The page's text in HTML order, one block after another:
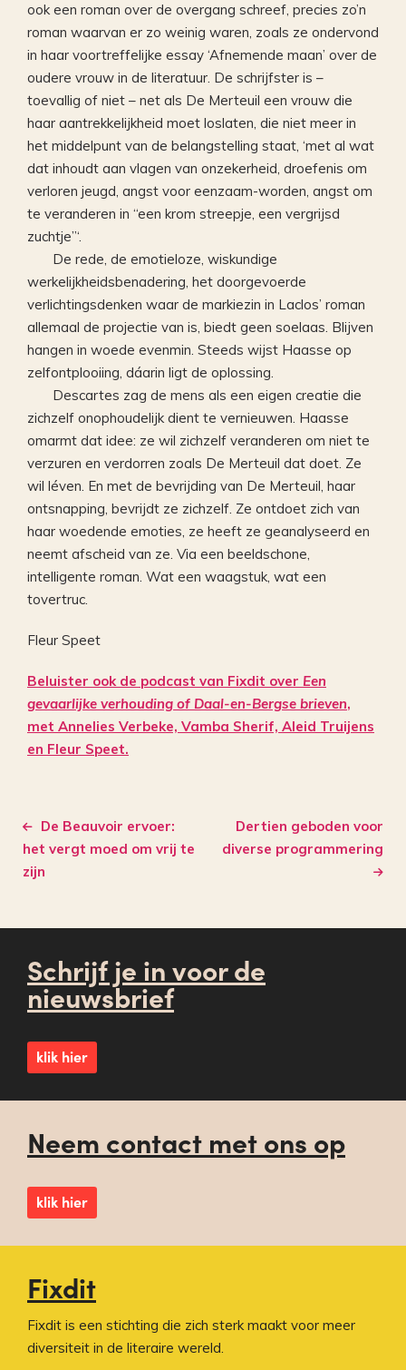
ook een roman over de overgang schreef, precies zo’n
roman waarvan er zo weinig waren, zoals ze ondervond
in haar voortreffelijke essay ‘Afnemende maan’ over de
oudere vrouw in de literatuur. De schrijfster is –
toevallig of niet – net als De Merteuil een vrouw die
haar aantrekkelijkheid moet loslaten, die niet meer in
het middelpunt van de belangstelling staat, ‘met al wat
dat inhoudt aan vlagen van onzekerheid, droefenis om
verloren jeugd, angst voor eenzaam-worden, angst om
te veranderen in “een krom streepje, een vergrijsd
zuchtje”‘.
De rede, de emotieloze, wiskundige
werkelijkheidsbenadering, het doorgevoerde
verlichtingsdenken waar de markiezin in Laclos’ roman
allemaal de projectie van is, biedt geen soelaas. Blijven
hangen in woede evenmin. Steeds wijst Haasse op
zelfontplooiing, dáarin ligt de oplossing.
Descartes zag de mens als een eigen creatie die
zichzelf onophoudelijk dient te vernieuwen. Haasse
omarmt dat idee: ze wil zichzelf veranderen om niet te
verzuren en verdorren zoals De Merteuil dat doet. Ze
wil léven. En met de bevrijding van De Merteuil, haar
ontsnapping, bevrijdt ze zichzelf. Ze ontdoet zich van
haar woedende emoties, ze heeft ze geanalyseerd en
neemt afscheid van ze. Via een beeldschone,
intelligente roman. Wat een waagstuk, wat een
tovertruc.
Fleur Speet
Beluister ook de podcast van Fixdit over Een
gevaarlijke verhouding of Daal-en-Bergse brieven,
met Annelies Verbeke, Vamba Sherif, Aleid Truijens
en Fleur Speet.
De Beauvoir ervoer:
het vergt moed om vrij te
zijn
Dertien geboden voor
diverse programmering
Schrijf je in voor de
nieuwsbrief
klik hier
Neem contact met ons op
klik hier
Fixdit
Fixdit is een stichting die zich sterk maakt voor meer
diversiteit in de literaire wereld.